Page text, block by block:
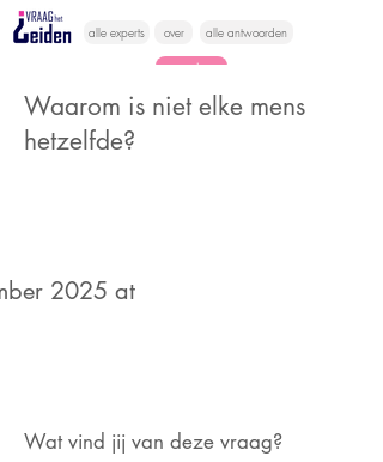
alle experts over alle antwoorden
vragen lessen
Waarom is niet elke mens
hetzelfde?
2025 at
Wat vind jij van deze vraag?